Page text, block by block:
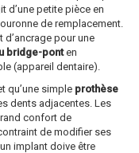
d’une petite pièce en
de remplacement.
pour une
bridge-ponten
(appareil dentaire).
qu’une simple prothèse
dents adjacentes. Les
confort de
de modifier ses
implant doive être